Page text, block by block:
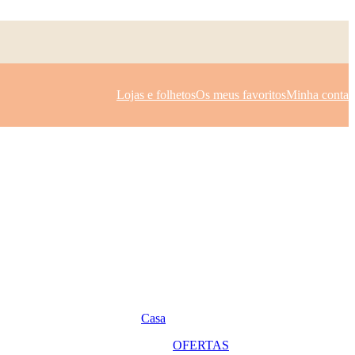
Lojas e folhetosOs meus favoritosMinha conta
Casa
OFERTAS